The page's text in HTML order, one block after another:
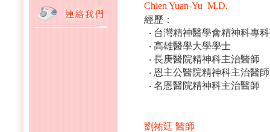
Chien Yuan-Yu M.D.
經歷：
‧ 台灣精神醫學會精神科專
‧ 高雄醫學大學學士
‧ 長庚醫院精神科主治醫師
‧ 恩主公醫院精神科主治醫師
‧ 名恩醫院精神科主治醫師
劉祐廷 醫師